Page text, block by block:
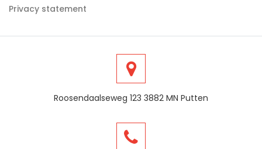
Privacy statement
Roosendaalseweg 123 3882 MN Putten